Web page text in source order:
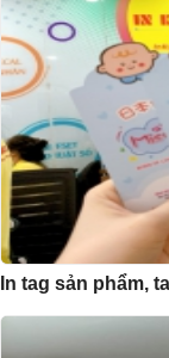
In tag sản phẩm,